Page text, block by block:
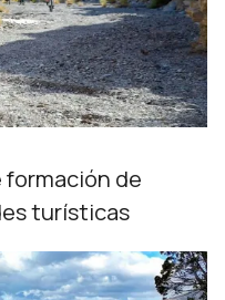
formación de
turísticas